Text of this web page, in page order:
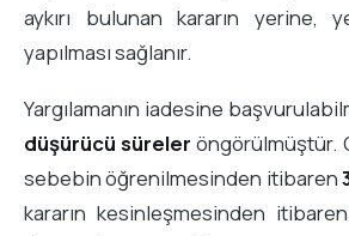
aykırı bulunan kararın yerine,
yapılması sağlanır.
Yargılamanın iadesine
düşürücü süreler öngörülmüştür.
sebebin öğrenilmesinden itibaren
kararın kesinleşmesinden